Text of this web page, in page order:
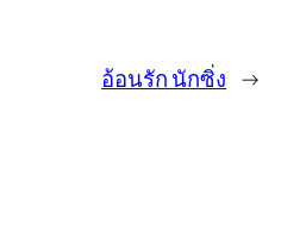
อ้อนรัก นักซิ่ง →